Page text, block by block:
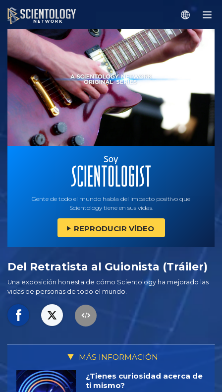
Gente de todo el mundo habla del impacto positivo que
Scientology tiene en sus vidas.
REPRODUCIR VÍDEO
Del Retratista al Guionista (Tráiler)
Una exposición honesta de cómo Scientology ha mejorado las
vidas de personas de todo el mundo.
MÁS INFORMACIÓN
¿Tienes curiosidad acerca de
ti mismo?